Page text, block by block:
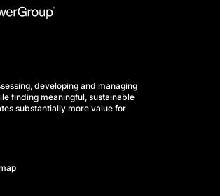
developing and managing
finding meaningful, sustainable
substantially more value for